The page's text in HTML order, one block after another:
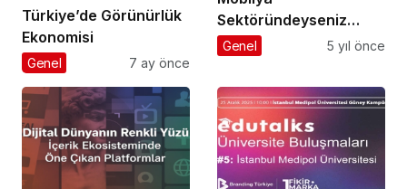
Türkiye’de Görünürlük
Ekonomisi
Genel 7 ay önce
Sektöründeyseniz
İnternetin Gücünü
Genel 5 yıl önce